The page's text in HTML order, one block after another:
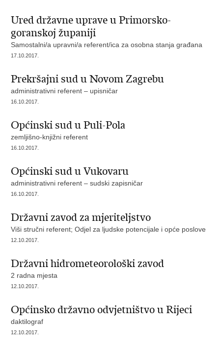
Ured državne uprave u Primorsko-
goranskoj županiji
Samostalni/a upravni/a referent/ica za osobna stanja građana
17.10.2017.
Prekršajni sud u Novom Zagrebu
administrativni referent – upisničar
16.10.2017.
Općinski sud u Puli-Pola
zemljišno-knjižni referent
16.10.2017.
Općinski sud u Vukovaru
administrativni referent – sudski zapisničar
16.10.2017.
Državni zavod za mjeriteljstvo
Viši stručni referent; Odjel za ljudske potencijale i opće poslove
12.10.2017.
Državni hidrometeorološki zavod
2 radna mjesta
12.10.2017.
Općinsko državno odvjetništvo u Rijeci
daktilograf
12.10.2017.